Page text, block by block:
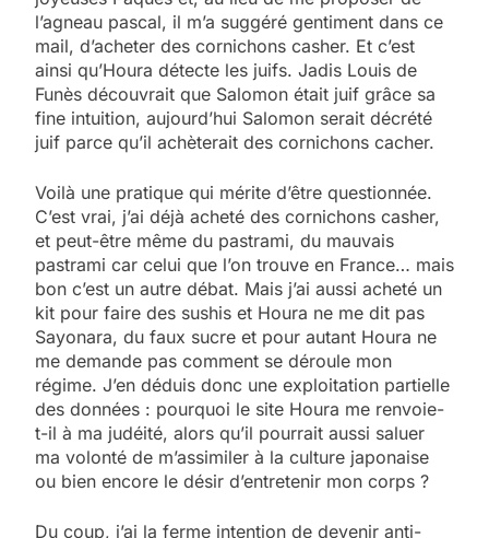
l’agneau pascal, il m’a suggéré gentiment dans ce
mail, d’acheter des cornichons casher. Et c’est
ainsi qu’Houra détecte les juifs. Jadis Louis de
Funès découvrait que Salomon était juif grâce sa
fine intuition, aujourd’hui Salomon serait décrété
juif parce qu’il achèterait des cornichons cacher.
Voilà une pratique qui mérite d’être questionnée.
C’est vrai, j’ai déjà acheté des cornichons casher,
et peut-être même du pastrami, du mauvais
pastrami car celui que l’on trouve en France… mais
bon c’est un autre débat. Mais j’ai aussi acheté un
kit pour faire des sushis et Houra ne me dit pas
Sayonara, du faux sucre et pour autant Houra ne
me demande pas comment se déroule mon
régime. J’en déduis donc une exploitation partielle
des données : pourquoi le site Houra me renvoie-
t-il à ma judéité, alors qu’il pourrait aussi saluer
ma volonté de m’assimiler à la culture japonaise
ou bien encore le désir d’entretenir mon corps ?
Du coup, j’ai la ferme intention de devenir anti-